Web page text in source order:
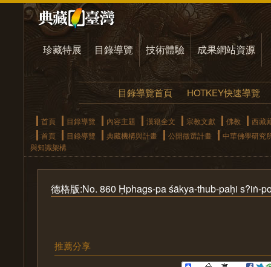
珍藏特展 目錄導覽 技術體驗 成果網站資源
目錄導覽首頁 HOTKEY快速導覽
首頁 目錄導覽 內容主題 漢籍全文 宗教文獻 佛教
西藏
首頁
目錄導覽 典藏機構與計畫 公開徵選計畫
中華佛學研究
與知識架構
德格版:No. 860 Ḥphags-pa śākya-thub-paḥi s?iṅ-
推薦分享